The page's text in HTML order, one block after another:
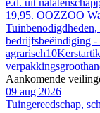
19,95. OOZZOO
bedrijfsbeëindiging -
agrarisch10
Aankomende
09 aug 2026
Tuingereedschap,